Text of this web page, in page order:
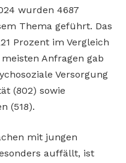
wurden 4687
Thema geführt. Das
Prozent im Vergleich
Anfragen gab
Versorgung
(802) sowie
(518).
mit jungen
auffällt, ist